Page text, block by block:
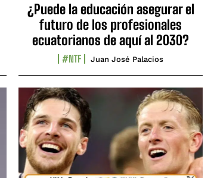
¿Puede la educación asegurar el
futuro de los profesionales
ecuatorianos de aquí al 2030?
#NTF Juan José Palacios